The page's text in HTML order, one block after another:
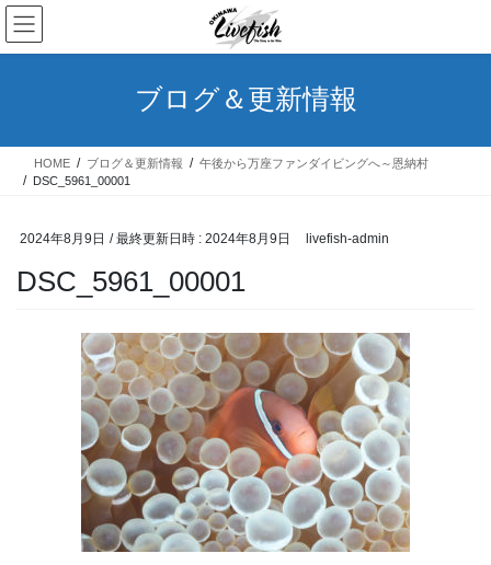
コ
ン
テ
ス
ナ
ビ
ゲ
ン
ブログ＆更新情報
HOME ブログ＆更新情報
午後から万座ファンダイビングへ～恩納村
DSC_5961_00001
2024年8月9日 / 最終更新日時 : 2024年8月9日 livefish-admin
DSC_5961_00001